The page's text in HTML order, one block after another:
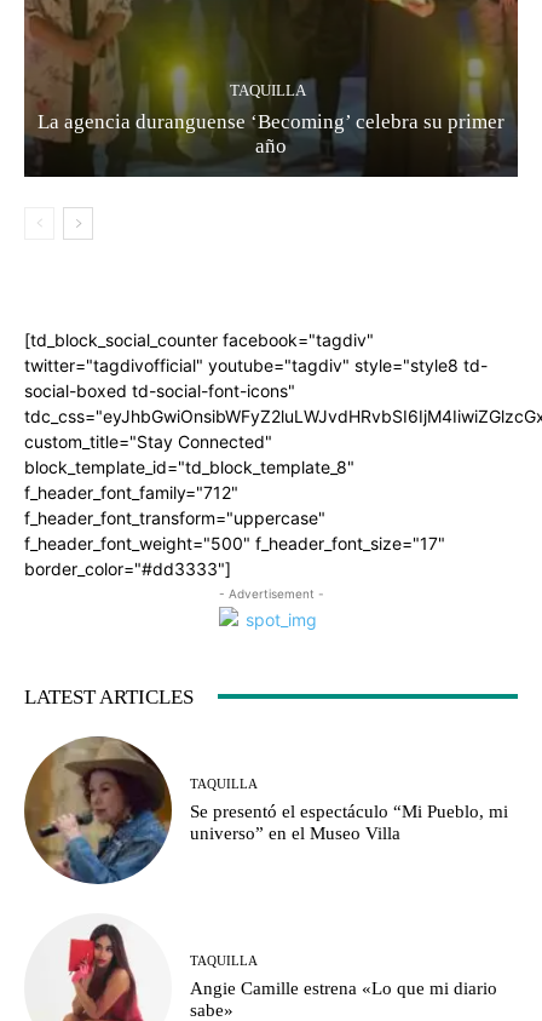
TAQUILLA
La agencia duranguense ‘Becoming’ celebra su primer
año
[td_block_social_counter facebook="tagdiv"
twitter="tagdivofficial" youtube="tagdiv" style="style8 td-
social-boxed td-social-font-icons"
custom_title="Stay Connected"
block_template_id="td_block_template_8"
f_header_font_family="712"
f_header_font_transform="uppercase"
f_header_font_weight="500" f_header_font_size="17"
border_color="#dd3333"]
- Advertisement -
LATEST ARTICLES
TAQUILLA
Se presentó el espectáculo “Mi Pueblo, mi
universo” en el Museo Villa
TAQUILLA
Angie Camille estrena «Lo que mi diario
sabe»